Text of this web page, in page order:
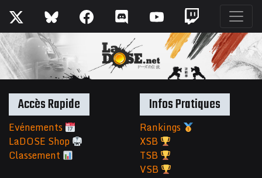
Accès Rapide
Evénements
LaDOSE Shop
Classement
Infos Pratiques
Rankings
XSB
TSB
VSB